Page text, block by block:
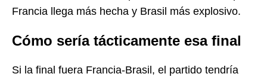
Francia llega más hecha y Brasil más explosivo.
Cómo sería tácticamente esa final
Si la final fuera Francia-Brasil, el partido tendría